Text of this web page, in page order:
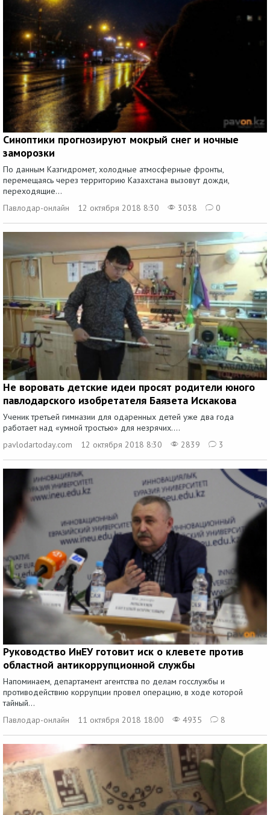
Синоптики прогнозируют мокрый снег и ночные
заморозки
По данным Казгидромет, холодные атмосферные фронты,
перемещаясь через территорию Казахстана вызовут дожди,
переходящие...
Павлодар-онлайн
12 октября 2018 8:30 3038 0
Не воровать детские идеи просят родители юного
павлодарского изобретателя Баязета Искакова
Ученик третьей гимназии для одаренных детей уже два года
работает над «умной тростью» для незрячих....
рavlodartoday.com
12 октября 2018 8:30 2839 3
Руководство ИнЕУ готовит иск о клевете против
областной антикоррупционной службы
Напоминаем, департамент агентства по делам госслужбы и
противодействию коррупции провел операцию, в ходе которой
тайный...
Павлодар-онлайн
11 октября 2018 18:00 4935 8